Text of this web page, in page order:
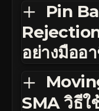
Pin
อย่างมืออ
SMA วิธีใ